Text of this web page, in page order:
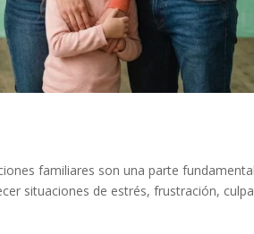
familiares son una parte
situaciones de estrés, frustración,